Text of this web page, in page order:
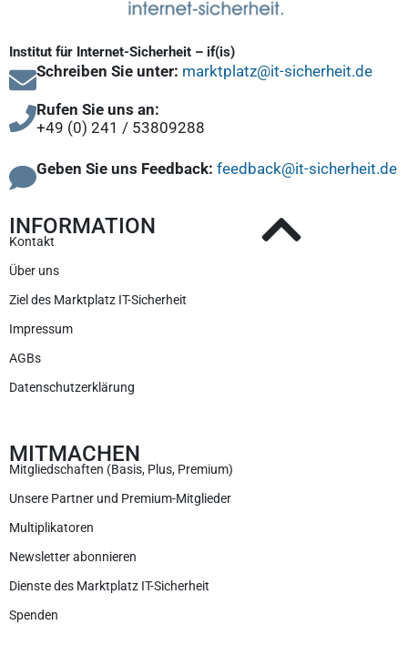
Institut für Internet-Sicherheit – if(is)
Schreiben Sie unter: marktplatz@it-sicherheit.de
Rufen Sie uns an:
+49 (0) 241 / 53809288
Geben Sie uns Feedback: feedback@it-sicherheit.de
INFORMATION
Kontakt
Über uns
Ziel des Marktplatz IT-Sicherheit
Impressum
AGBs
Datenschutzerklärung
MITMACHEN
Mitgliedschaften (Basis, Plus, Premium)
Unsere Partner und Premium-Mitglieder
Multiplikatoren
Newsletter abonnieren
Dienste des Marktplatz IT-Sicherheit
Spenden